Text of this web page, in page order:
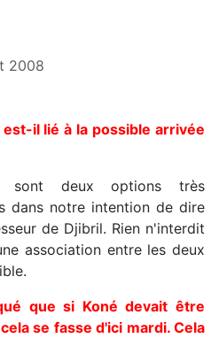
2008
il lié à la possible arrivée
sont deux options très
dans notre intention de dire
de Djibril. Rien n'interdit
association entre les deux
que si Koné devait être
se fasse d'ici mardi. Cela